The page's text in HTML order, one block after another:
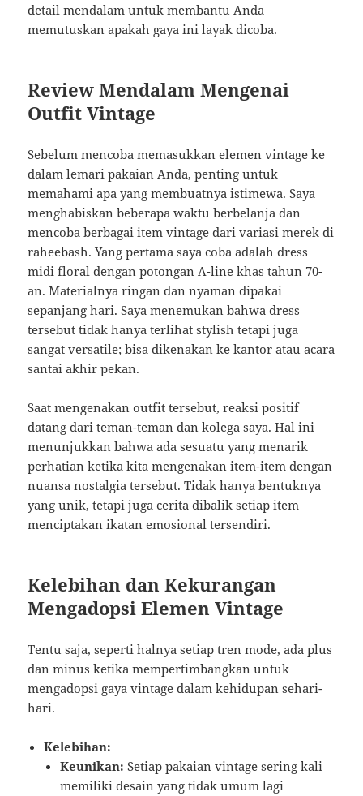
detail mendalam untuk membantu Anda
memutuskan apakah gaya ini layak dicoba.
Review Mendalam Mengenai
Outfit Vintage
Sebelum mencoba memasukkan elemen vintage ke
dalam lemari pakaian Anda, penting untuk
memahami apa yang membuatnya istimewa. Saya
menghabiskan beberapa waktu berbelanja dan
mencoba berbagai item vintage dari variasi merek di
raheebash. Yang pertama saya coba adalah dress
midi floral dengan potongan A-line khas tahun 70-
an. Materialnya ringan dan nyaman dipakai
sepanjang hari. Saya menemukan bahwa dress
tersebut tidak hanya terlihat stylish tetapi juga
sangat versatile; bisa dikenakan ke kantor atau acara
santai akhir pekan.
Saat mengenakan outfit tersebut, reaksi positif
datang dari teman-teman dan kolega saya. Hal ini
menunjukkan bahwa ada sesuatu yang menarik
perhatian ketika kita mengenakan item-item dengan
nuansa nostalgia tersebut. Tidak hanya bentuknya
yang unik, tetapi juga cerita dibalik setiap item
menciptakan ikatan emosional tersendiri.
Kelebihan dan Kekurangan
Mengadopsi Elemen Vintage
Tentu saja, seperti halnya setiap tren mode, ada plus
dan minus ketika mempertimbangkan untuk
mengadopsi gaya vintage dalam kehidupan sehari-
hari.
Kelebihan:
Keunikan: Setiap pakaian vintage sering kali
memiliki desain yang tidak umum lagi